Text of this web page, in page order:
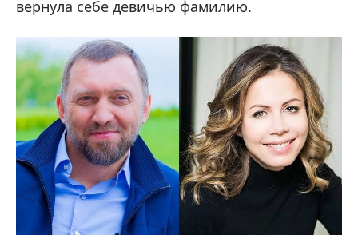
вернула себе девичью фамилию.